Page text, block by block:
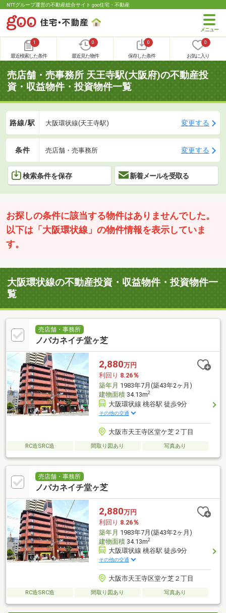
NTTグループ運営の不動産総合サイト goo住宅・不動産
1
最近検索した条件
0
最近見た物件
0
保存した条件
0
お気に入り
売店舗・売事務所 天王寺駅(大阪府)の不動産投
資・収益物件・投資物件一覧
路線/駅 大阪環状線(天王寺駅) 変更する
条件 売店舗・売事務所 変更する
検索条件を保存 新着メールを受取る
お探しの条件に該当する物件はありませんでした。
以下は「大阪環状線」の物件情報を表示していま
す。
大阪環状線の不動産投資・収益物件・投資物件一
覧
売店舗・事務所
ノバカネイチ堂ヶ芝
2,880万円
利回り 8.26％
築年月 1983年7月(築43年2ヶ月)
建物面積34.13m2
大阪環状線 桃谷駅 徒歩9分
その他の交通
大阪市天王寺区堂ケ芝２丁目
RC造SRC造 間取り図あり 写真あり
売店舗・事務所
ノバカネイチ堂ヶ芝
2,880万円
利回り 8.26％
築年月 1983年7月(築43年2ヶ月)
建物面積34.13m2
大阪環状線 桃谷駅 徒歩9分
その他の交通
大阪市天王寺区堂ケ芝２丁目
RC造SRC造 間取り図あり 写真あり